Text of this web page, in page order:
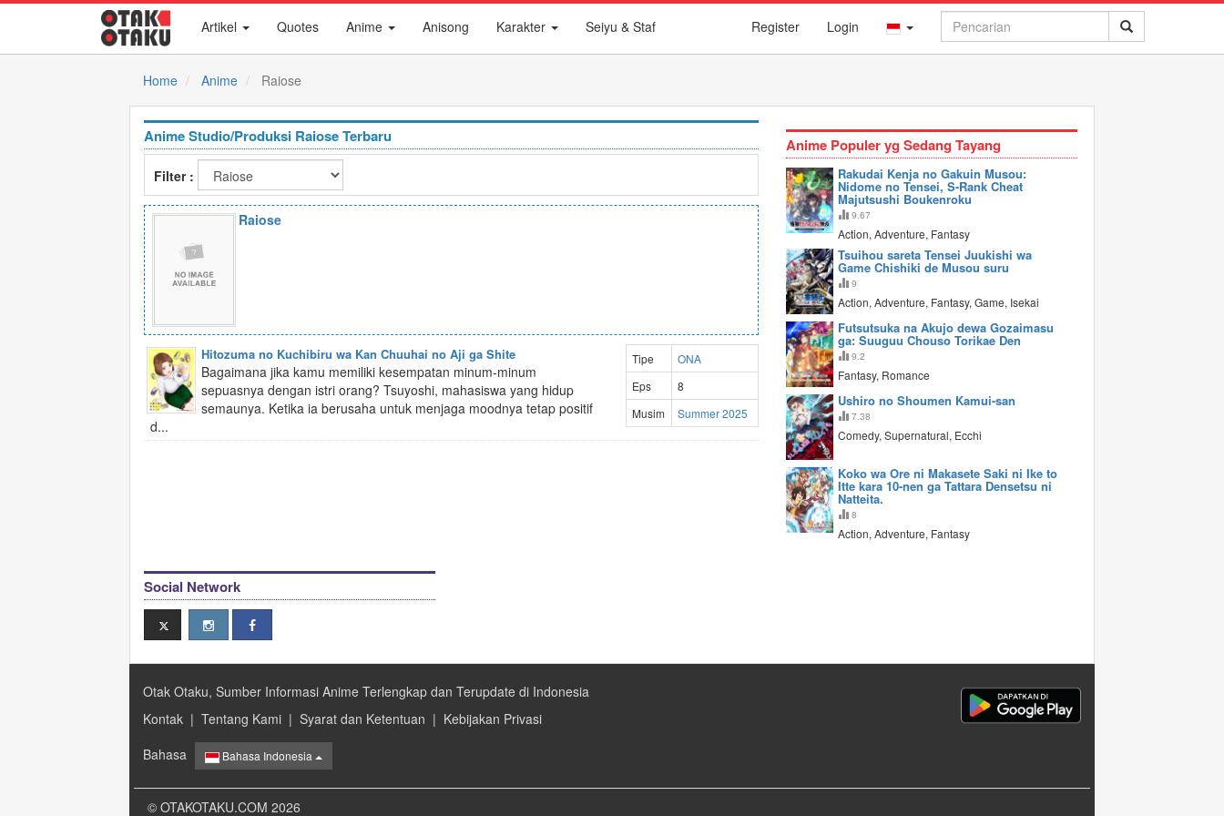
Register Login
Artikel Quotes Anime Anisong Karakter Seiyu & Staf
Home Anime Raiose
Anime Studio/Produksi Raiose Terbaru
Filter :
Raiose
Hitozuma no Kuchibiru wa Kan Chuuhai no Aji ga Shite
Bagaimana jika kamu memiliki kesempatan minum-minum
sepuasnya dengan istri orang? Tsuyoshi, mahasiswa yang hidup
semaunya. Ketika ia berusaha untuk menjaga moodnya tetap positif
d...
Tipe
ONA
Eps
8
Musim
Summer 2025
Anime Populer yg Sedang Tayang
Rakudai Kenja no Gakuin Musou:
Nidome no Tensei, S-Rank Cheat
Majutsushi Boukenroku
9.67
Action, Adventure, Fantasy
Tsuihou sareta Tensei Juukishi wa
Game Chishiki de Musou suru
9
Action, Adventure, Fantasy, Game, Isekai
Futsutsuka na Akujo dewa Gozaimasu
ga: Suuguu Chouso Torikae Den
9.2
Fantasy, Romance
Ushiro no Shoumen Kamui-san
7.38
Comedy, Supernatural, Ecchi
Koko wa Ore ni Makasete Saki ni Ike to
Itte kara 10-nen ga Tattara Densetsu ni
Natteita.
8
Action, Adventure, Fantasy
Social Network
Otak Otaku, Sumber Informasi Anime Terlengkap dan Terupdate di Indonesia
Kontak | Tentang Kami | Syarat dan Ketentuan | Kebijakan Privasi
Bahasa
Bahasa Indonesia
© OTAKOTAKU.COM 2026